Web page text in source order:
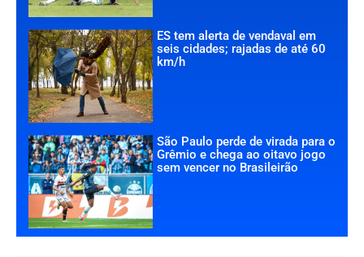
ES tem alerta de vendaval em
seis cidades; rajadas de até 60
km/h
São Paulo perde de virada para o
Grêmio e chega ao oitavo jogo
sem vencer no Brasileirão